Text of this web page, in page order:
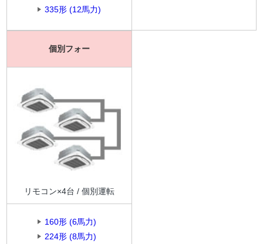
335形 (12馬力)
個別フォー
リモコン×4台 / 個別運転
160形 (6馬力)
224形 (8馬力)